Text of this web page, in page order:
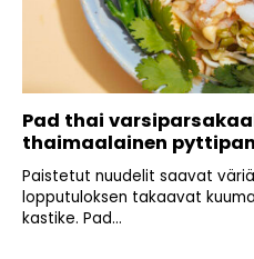
Pad thai
thaimaalainen
Paistetut nuudelit saavat
lopputuloksen takaavat
kastike. Pad...